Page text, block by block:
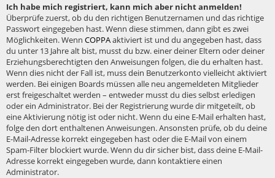
Ich habe mich registriert, kann mich aber nicht anmelden!
Überprüfe zuerst, ob du den richtigen Benutzernamen und das richtige
Passwort eingegeben hast. Wenn diese stimmen, dann gibt es zwei
Möglichkeiten. Wenn COPPAaktiviert ist und du angegeben hast, dass
du unter 13 Jahre alt bist, musst du bzw. einer deiner Eltern oder deiner
Erziehungsberechtigten den Anweisungen folgen, die du erhalten hast.
Wenn dies nicht der Fall ist, muss dein Benutzerkonto vielleicht aktiviert
werden. Bei einigen Boards müssen alle neu angemeldeten Mitglieder
erst freigeschaltet werden – entweder musst du dies selbst erledigen
oder ein Administrator. Bei der Registrierung wurde dir mitgeteilt, ob
eine Aktivierung nötig ist oder nicht. Wenn du eine E-Mail erhalten hast,
folge den dort enthaltenen Anweisungen. Ansonsten prüfe, ob du deine
E-Mail-Adresse korrekt eingegeben hast oder die E-Mail von einem
Spam-Filter blockiert wurde. Wenn du dir sicher bist, dass deine E-Mail-
Adresse korrekt eingegeben wurde, dann kontaktiere einen
Administrator.